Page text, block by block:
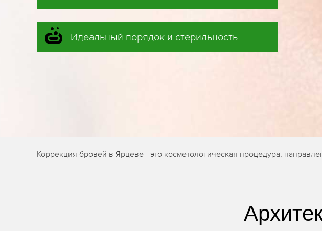
Идеальный порядок и стерильность
Коррекция бровей в Ярцеве - это косметологическая процедура,